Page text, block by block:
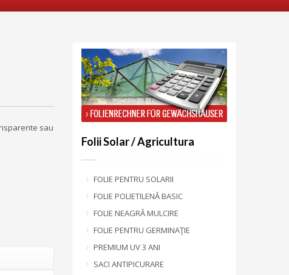
sau
Folii Solar / Agricultura
FOLIE PENTRU SOLARII
FOLIE POLIETILENĂ BASIC
FOLIE NEAGRĂ MULCIRE
FOLIE PENTRU GERMINAŢIE
PREMIUM UV 3 ANI
SACI ANTIPICURARE